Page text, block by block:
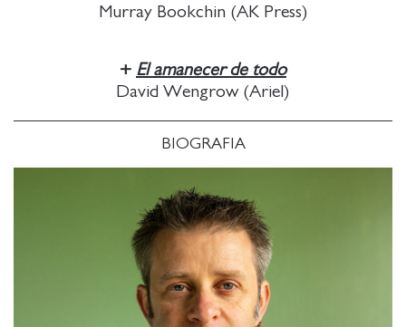
Murray Bookchin (AK Press)
+ El amanecer de todo
David Wengrow (Ariel)
BIOGRAFIA